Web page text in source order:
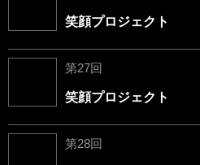
笑顔プロジェクト
第27回
笑顔プロジェクト
第28回